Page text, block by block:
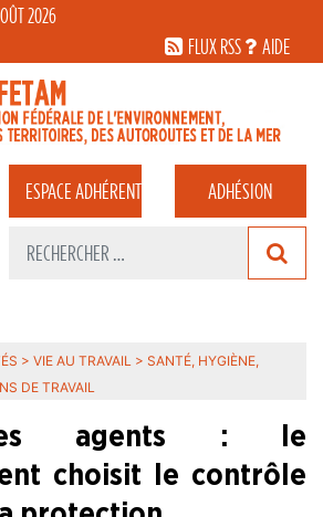
2026
FLUX RSS
AIDE
ESPACEADHÉRENT ADHÉSION
> VIE AU TRAVAIL > SANTÉ, HYGIÈNE,
DE TRAVAIL
agents : le
choisit le contrôle